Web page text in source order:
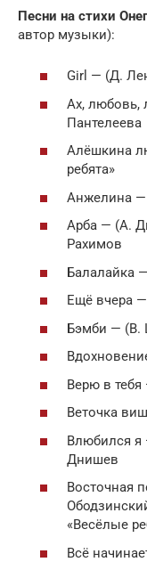
Песни на стихи
автор музыки):
Girl — (Д.
Ах, любовь,
Пантелеева
Алёшкина
ребята»
Анжелина —
Арба — (А.
Рахимов
Балалайка
Ещё вчера
Бэмби — (В.
Верю в
Веточка
Влюбился
Днишев
Восточная
«Весёлые
Всё